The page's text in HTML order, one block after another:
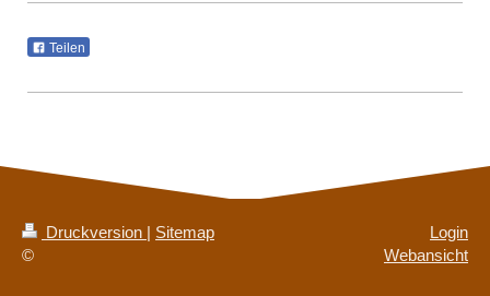
Teilen
Druckversion | Sitemap
©
Login
Webansicht